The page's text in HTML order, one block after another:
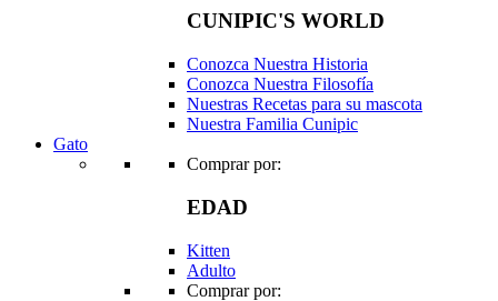
CUNIPIC'S WORLD
Conozca Nuestra Historia
Conozca Nuestra Filosofía
Nuestras Recetas para su mascota
Nuestra Familia Cunipic
Gato
Comprar por:
EDAD
Kitten
Adulto
Comprar por: